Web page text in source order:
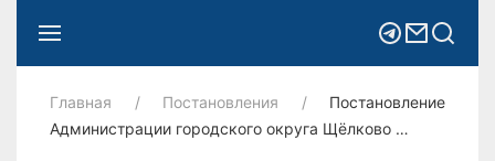
Главная Постановления
Постановление
Администрации городского округа Щёлково …